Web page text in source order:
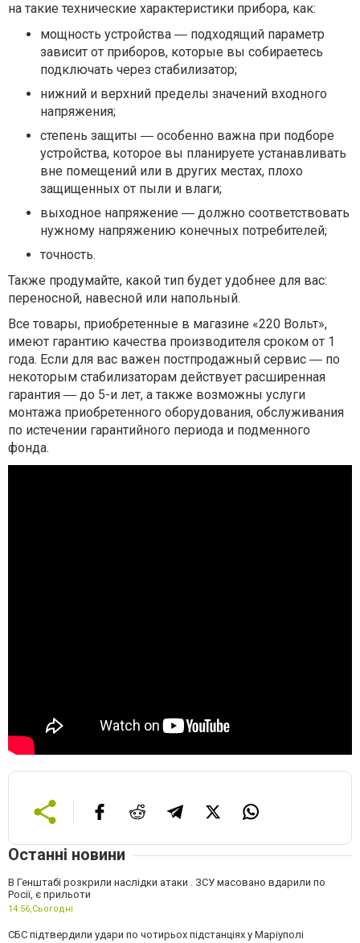
на такие технические характеристики прибора, как:
мощность устройства ― подходящий параметр
зависит от приборов, которые вы собираетесь
подключать через стабилизатор;
нижний и верхний пределы значений входного
напряжения;
степень защиты ― особенно важна при подборе
устройства, которое вы планируете устанавливать
вне помещений или в других местах, плохо
защищенных от пыли и влаги;
выходное напряжение ― должно соответствовать
нужному напряжению конечных потребителей;
точность.
Также продумайте, какой тип будет удобнее для вас:
переносной, навесной или напольный.
Все товары, приобретенные в магазине «220 Вольт»,
имеют гарантию качества производителя сроком от 1
года. Если для вас важен постпродажный сервис ― по
некоторым стабилизаторам действует расширенная
гарантия ― до 5-и лет, а также возможны услуги
монтажа приобретенного оборудования, обслуживания
по истечении гарантийного периода и подменного
фонда.
Останні новини
В Генштабі розкрили наслідки атаки . ЗСУ масовано вдарили по
Росії, є прильоти
14:56,Сьогодні
СБС підтвердили удари по чотирьох підстанціях у Маріуполі